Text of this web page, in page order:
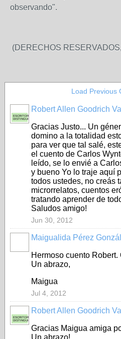
observando".
(DERECHOS
Load Previous
ESCRITOR
DISTINGUIDO
Robert Allen Goodrich
Gracias Justo... Un
domino a la totalidad
para ver que tal salé,
el cuento de Carlos
leído, se lo envié a
y bueno Yo lo traje aquí
todos ustedes, no creás
microrrelatos, cuentos
tratando aprender de
Saludos amigo!
Jun 30, 2012
Maigualida Pérez
Hermoso cuento
Un abrazo,
Maigua
Jul 4, 2012
ESCRITOR
DISTINGUIDO
Robert Allen Goodrich
Gracias Maigua amiga
Un abrazo!